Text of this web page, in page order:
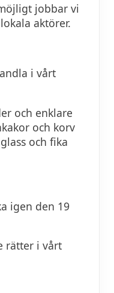
jobbar vi
aktörer.
i vårt
och enklare
och korv
och fika
igen den 19
rätter i vårt